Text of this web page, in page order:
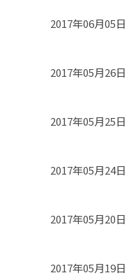
2017年06月05日
2017年05月26日
2017年05月25日
2017年05月24日
2017年05月20日
2017年05月19日